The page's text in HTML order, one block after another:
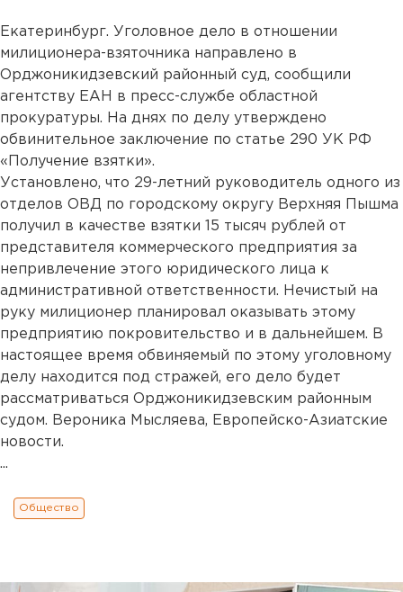
Екатеринбург. Уголовное дело в отношении
милиционера-взяточника направлено в
Орджоникидзевский районный суд, сообщили
агентству ЕАН в пресс-службе областной
прокуратуры. На днях по делу утверждено
обвинительное заключение по статье 290 УК РФ
«Получение взятки».
Установлено, что 29-летний руководитель одного из
отделов ОВД по городскому округу Верхняя Пышма
получил в качестве взятки 15 тысяч рублей от
представителя коммерческого предприятия за
непривлечение этого юридического лица к
административной ответственности. Нечистый на
руку милиционер планировал оказывать этому
предприятию покровительство и в дальнейшем. В
настоящее время обвиняемый по этому уголовному
делу находится под стражей, его дело будет
рассматриваться Орджоникидзевским районным
судом. Вероника Мысляева, Европейско-Азиатские
новости.
...
Общество